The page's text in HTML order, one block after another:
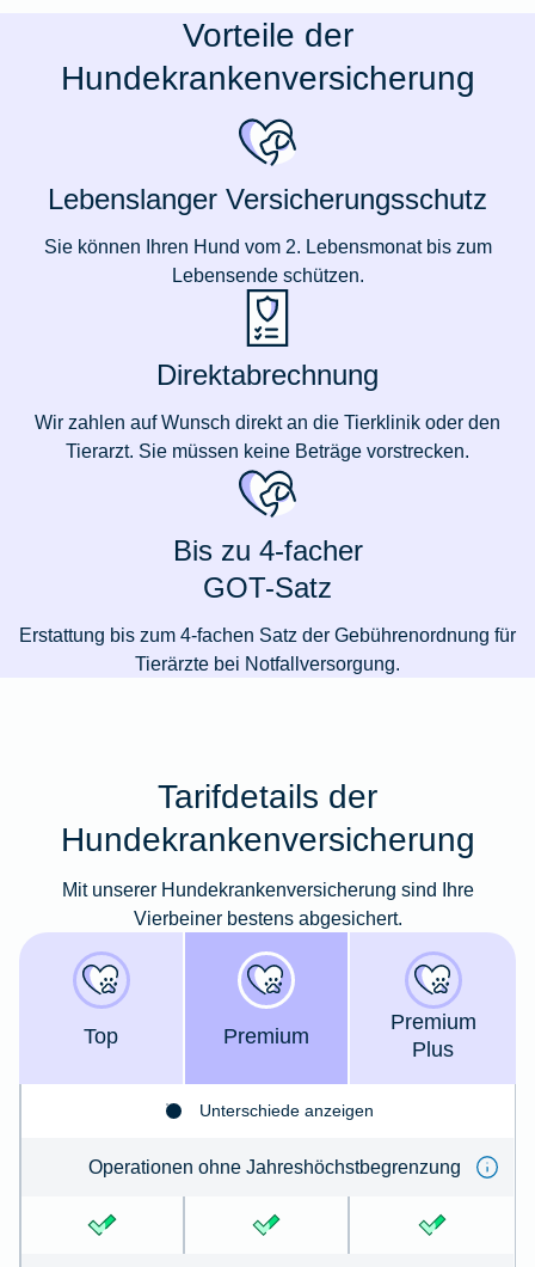
Vorteile der
Hundekrankenversicherung
Lebenslanger Versicherungsschutz
Sie können Ihren Hund vom 2. Lebensmonat bis zum
Lebensende schützen.
Direktabrechnung
Wir zahlen auf Wunsch direkt an die Tierklinik oder den
Tierarzt. Sie müssen keine Beträge vorstrecken.
Bis zu 4-facher
GOT-Satz
Erstattung bis zum 4-fachen Satz der Gebührenordnung für
Tierärzte bei Notfallversorgung.
Tarifdetails der
Hundekrankenversicherung
Mit unserer Hundekrankenversicherung sind Ihre
Vierbeiner bestens abgesichert.
Top Premium
Premium
Plus
Unterschiede anzeigen
Operationen ohne Jahreshöchstbegrenzung